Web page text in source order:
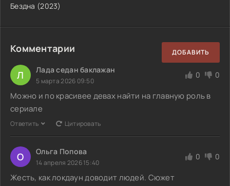
Бездна (2023)
Комментарии ДОБАВИТЬ
Л Лада седан баклажан
5 марта 2026 09:50
0 0
Можно и по красивее девах найти на главную роль в
сериале
Ответить Цитировать
О Ольга Попова
14 апреля 2026 15:40
0 0
Жесть, как локдаун доводит людей. Сюжет